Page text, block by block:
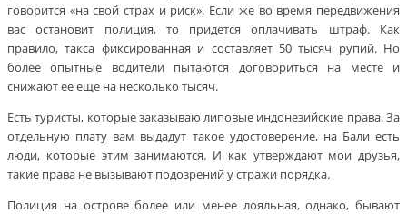
говорится «на свой страх и риск». Если же во время передвижения
вас остановит полиция, то придется оплачивать штраф. Как
правило, такса фиксированная и составляет 50 тысяч рупий. Но
более опытные водители пытаются договориться на месте и
снижают ее еще на несколько тысяч.
Есть туристы, которые заказываю липовые индонезийские права. За
отдельную плату вам выдадут такое удостоверение, на Бали есть
люди, которые этим занимаются. И как утверждают мои друзья,
такие права не вызывают подозрений у стражи порядка.
Полиция на острове более или менее лояльная, однако, бывают